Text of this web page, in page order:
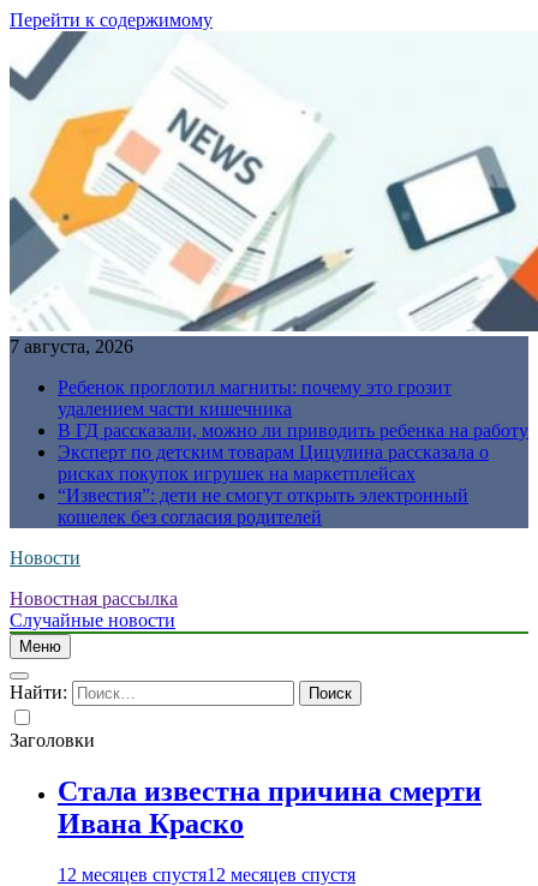
Перейти к содержимому
7 августа, 2026
Ребенок проглотил магниты: почему это грозит
удалением части кишечника
В ГД рассказали, можно ли приводить ребенка на работу
Эксперт по детским товарам Цицулина рассказала о
рисках покупок игрушек на маркетплейсах
“Известия”: дети не смогут открыть электронный
кошелек без согласия родителей
Новости
Новостная рассылка
Случайные новости
Меню
Найти:
Заголовки
Стала известна причина смерти
Ивана Краско
12 месяцев спустя12 месяцев спустя